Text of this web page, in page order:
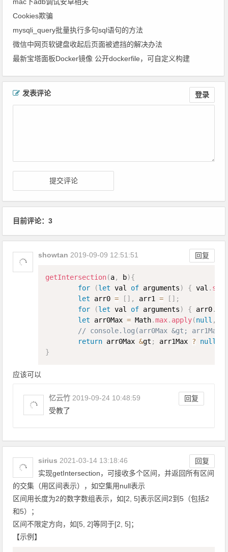
Cookies欺骗
mysqli_query批量执行多句sql语句的方法
微信中网页软键盘收起后页面被遮挡的解决办法
最新宝塔面板Docker镜像 公开dockerfile，可自定义构建
文章导航
发表评论 登录
目前评论：3
showtan 回复
2019-09-09 12:51:51
getIntersection(a, b){
for
(let val of arguments) { val .
let arr0 = [ ] , arr1 = [ ] ;
for
(let val of arguments) { arr0.
let arr0Max = Math.max. apply(null ,
// console.log(arr0Max &gt;
return arr0Max &gt ; arr1Max ? null
}
应该可以
忆云竹 回复
2019-09-24 10:48:59
受教了
sirius 回复
2021-03-14 13:18:46
实现getIntersection，可接收多个区间，并返回所有区间
的交集（用区间表示），如空集用null表示
区间用长度为2的数字数组表示，如[2, 5]表示区间2到5（包括2
和5）；
区间不限定方向，如[5, 2]等同于[2, 5]；
【示例】